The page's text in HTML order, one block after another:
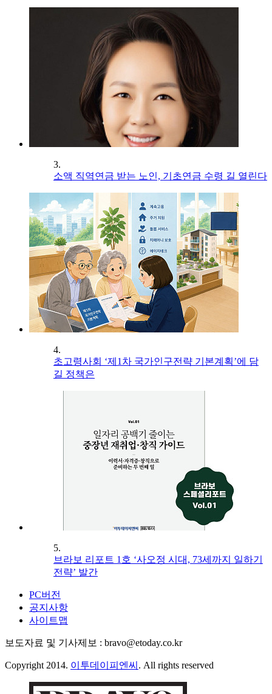
3.
소액 직역연금 받는 노인, 기초연금 수령 길 열린다
4.
초고령사회 ‘제1차 국가인구전략 기본계획’에 담
길 정책은
5.
브라보 리포트 1호 ‘사오정 시대, 73세까지 일하기
전략’ 발간
PC버전
공지사항
사이트맵
보도자료 및 기사제보 : bravo@etoday.co.kr
Copyright 2014. 이투데이피엔씨 . All rights reserved